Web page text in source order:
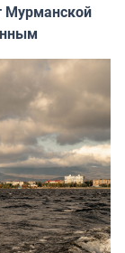
Мурманской